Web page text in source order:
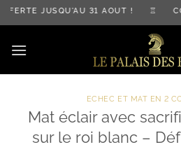
Passer
au
contenu
JUSQU'AU 31 AOÛT ! ♖
ECHEC ET MAT EN 2
Mat éclair avec
sur le roi blanc –